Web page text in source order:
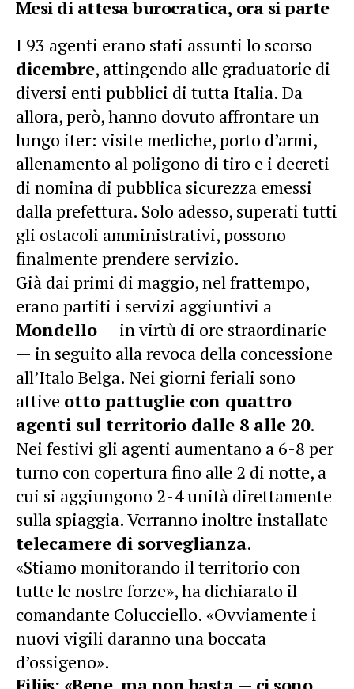
Mesi di attesa burocratica, ora si parte
I 93 agenti erano stati assunti lo scorso
dicembre, attingendo alle graduatorie di
diversi enti pubblici di tutta Italia. Da
allora, però, hanno dovuto affrontare un
lungo iter: visite mediche, porto d’armi,
allenamento al poligono di tiro e i decreti
di nomina di pubblica sicurezza emessi
dalla prefettura. Solo adesso, superati tutti
gli ostacoli amministrativi, possono
finalmente prendere servizio.
Già dai primi di maggio, nel frattempo,
erano partiti i servizi aggiuntivi a
Mondello — in virtù di ore straordinarie
— in seguito alla revoca della concessione
all’Italo Belga. Nei giorni feriali sono
attive otto pattuglie con quattro
agenti sul territorio dalle 8 alle 20.
Nei festivi gli agenti aumentano a 6-8 per
turno con copertura fino alle 2 di notte, a
cui si aggiungono 2-4 unità direttamente
sulla spiaggia. Verranno inoltre installate
telecamere di sorveglianza.
«Stiamo monitorando il territorio con
tutte le nostre forze», ha dichiarato il
comandante Colucciello. «Ovviamente i
nuovi vigili daranno una boccata
d’ossigeno».